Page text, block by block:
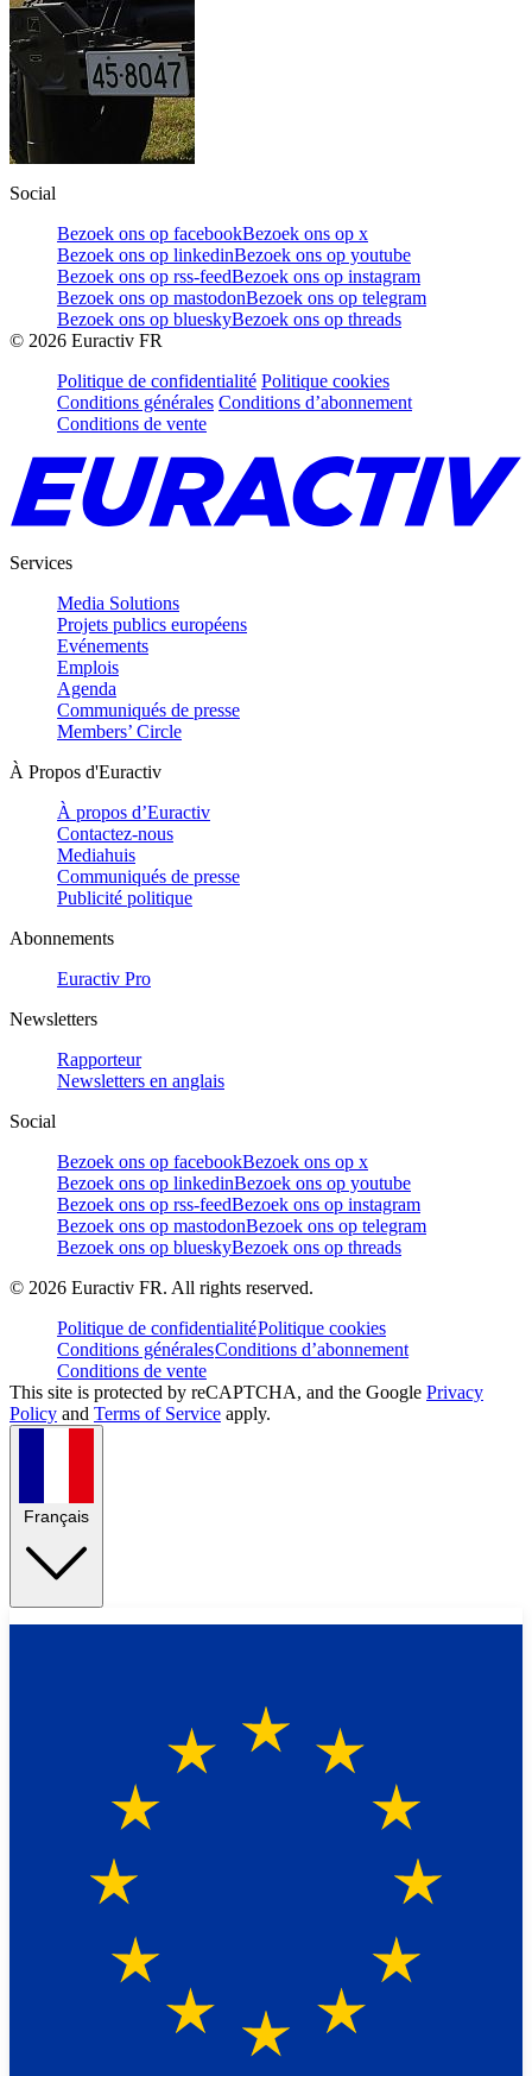
Social
Bezoek ons op facebookBezoek ons op x
Bezoek ons op linkedinBezoek ons op youtube
Bezoek ons op rss-feedBezoek ons op instagram
Bezoek ons op mastodonBezoek ons op telegram
Bezoek ons op blueskyBezoek ons op threads
© 2026 Euractiv FR
Politique de confidentialité Politique cookies
Conditions générales Conditions d’abonnement
Conditions de vente
Services
Media Solutions
Projets publics européens
Evénements
Emplois
Agenda
Communiqués de presse
Members’ Circle
À Propos d'Euractiv
À propos d’Euractiv
Contactez-nous
Mediahuis
Communiqués de presse
Publicité politique
Abonnements
Euractiv Pro
Newsletters
Rapporteur
Newsletters en anglais
Social
Bezoek ons op facebookBezoek ons op x
Bezoek ons op linkedinBezoek ons op youtube
Bezoek ons op rss-feedBezoek ons op instagram
Bezoek ons op mastodonBezoek ons op telegram
Bezoek ons op blueskyBezoek ons op threads
© 2026 Euractiv FR. All rights reserved.
Politique de confidentialitéPolitique cookies
Conditions généralesConditions d’abonnement
Conditions de vente
This site is protected by reCAPTCHA, and the Google Privacy
Policy and Terms of Service apply.
Français